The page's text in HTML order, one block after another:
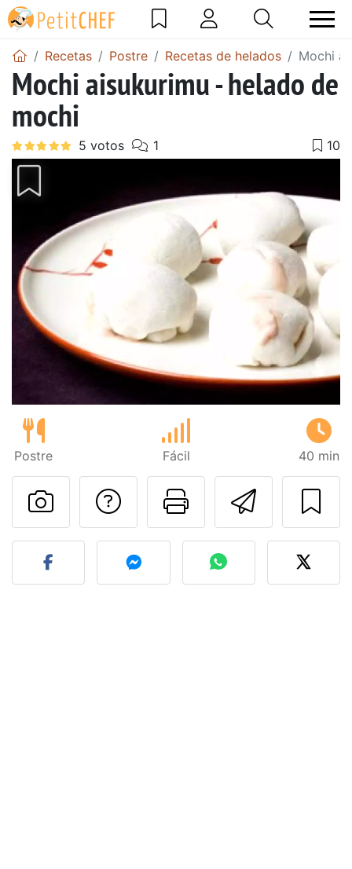
Recetas Postre Recetas de helados Mochi
Mochi aisukurimu - helado de
mochi
Postre Fácil 40 min
Imprimir
Preguntar al autor
Publicar la foto de esta